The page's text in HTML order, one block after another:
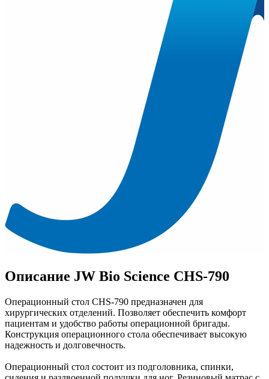
Описание JW Bio Science CHS-790
Операционный стол СHS-790 предназначен для
хирургических отделений. Позволяет обеспечить комфорт
пациентам и удобство работы операционной бригады.
Конструкция операционного стола обеспечивает высокую
надежность и долговечность.
Операционный стол состоит из подголовника, спинки,